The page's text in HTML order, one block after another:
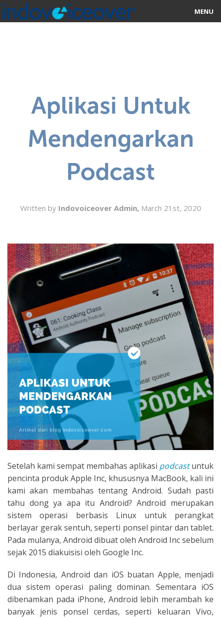
MENU
ABOUT US
STUDIOS
Aplikasi Untuk
Mendengarkan
Podcast
Written by Indovoiceover Admin, March 21st, 2020
Setelah kami sempat membahas aplikasi podcastuntuk
pencinta produk Apple Inc, khususnya MacBook, kali ini
kami akan membahas tentang Android. Sudah pasti
tahu dong ya apa itu Android? Android merupakan
sistem operasi berbasis Linux untuk perangkat
berlayar gerak sentuh, seperti ponsel pintar dan tablet.
Pada mulanya, Android dibuat oleh Android Inc sebelum
sejak 2015 diakuisisi oleh Google Inc.
Di Indonesia, Android dan iOS buatan Apple, menjadi
dua sistem operasi paling dominan. Sementara iOS
dibenamkan pada iPhone, Android lebih merambah ke
banyak jenis ponsel cerdas, seperti keluaran Vivo,